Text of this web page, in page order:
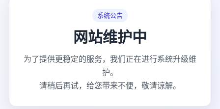
系统公告
网站维护中
为了提供更稳定的服务，我们正在进行系统升级维
护。
请稍后再试，给您带来不便，敬请谅解。